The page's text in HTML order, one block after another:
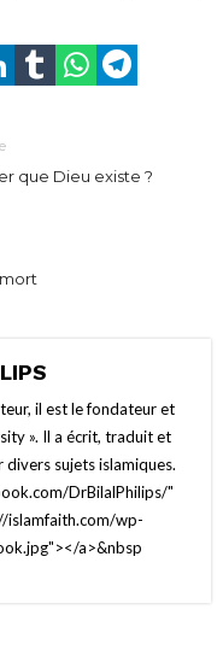
que Dieu existe ?
il est le fondateur et
». Il a écrit, traduit et
sujets islamiques.
DrBilalPhilips/"
islamfaith.com/wp-
a>&nbsp